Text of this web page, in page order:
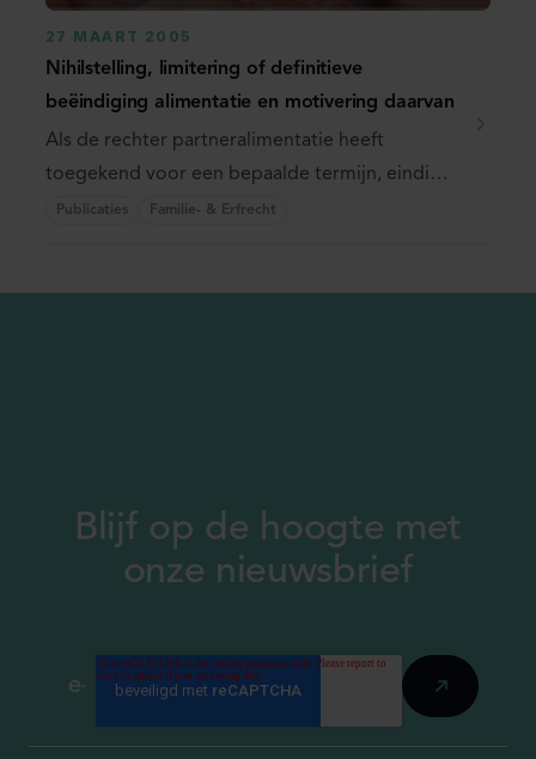
27 MAART 2005
Nihilstelling, limitering of definitieve
beëindiging alimentatie en motivering daarvan
Als de rechter partneralimentatie heeft
toegekend voor een bepaalde termijn, eindigt
de ...
Publicaties Familie- & Erfrecht
Blijf op de hoogte met
onze nieuwsbrief